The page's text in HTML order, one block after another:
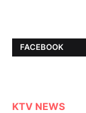
FACEBOOK
KTV NEWS